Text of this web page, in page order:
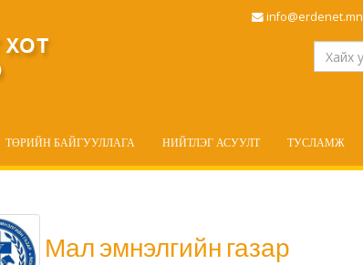
info@erdenet.mn
ТӨРИЙН БАЙГУУЛЛАГА НИЙТЛЭГ АСУУЛТ ТУСЛАМЖ
Мал эмнэлгийн газар